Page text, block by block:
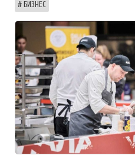
БИЗНЕС